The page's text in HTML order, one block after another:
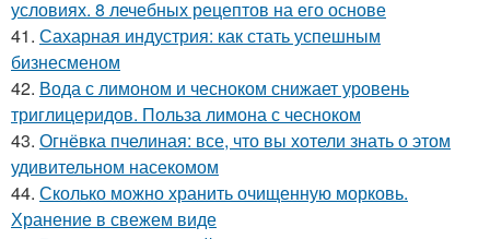
условиях. 8 лечебных рецептов на его основе
41. Сахарная индустрия: как стать успешным
бизнесменом
42. Вода с лимоном и чесноком снижает уровень
триглицеридов. Польза лимона с чесноком
43. Огнёвка пчелиная: все, что вы хотели знать о этом
удивительном насекомом
44. Сколько можно хранить очищенную морковь.
Хранение в свежем виде